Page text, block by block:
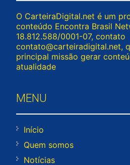
O CarteiraDigital.net é um
conteúdo Encontra Brasil
18.812.588/0001-07, contato
contato@carteiradigital.net,
principal missão gerar
atualidade
MENU
Início
Quem somos
Notícias